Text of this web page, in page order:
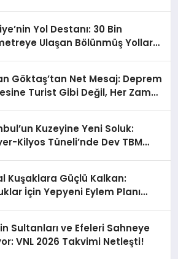
Yol Destanı: 30 Bin
Ulaşan Bölünmüş Yollar
Göktaş’tan Net Mesaj: Deprem
Turist Gibi Değil, Her Zaman
Kuzeyine Yeni Soluk:
Kilyos Tüneli’nde Dev TBM
Kuşaklara Güçlü Kalkan:
İçin Yepyeni Eylem Planı
Sultanları ve Efeleri Sahneye
VNL 2026 Takvimi Netleşti!